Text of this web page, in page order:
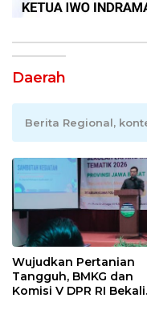
Daerah
Berita Regional,
Wujudkan Pertanian
Tangguh, BMKG dan
Komisi V DPR RI Bekali